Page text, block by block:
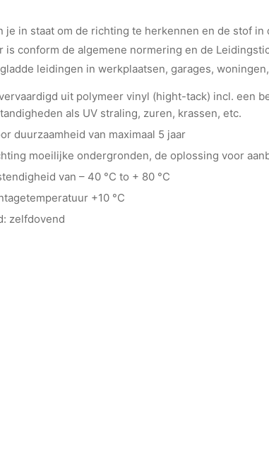
je in staat om de richting te herkennen en de stof
is conform de algemene normering en de
leidingen in werkplaatsen, garages,
uit polymeer vinyl (hight-tack) incl. een
als UV straling, zuren, krassen, etc.
duurzaamheid van maximaal 5 jaar
moeilijke ondergronden, de oplossing voor
van – 40 °C to + 80 °C
+10 °C
zelfdovend